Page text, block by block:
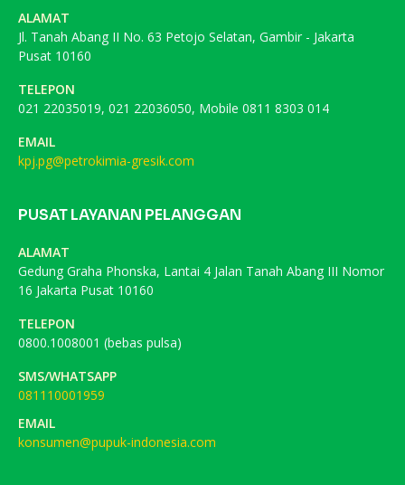
ALAMAT
Jl. Tanah Abang II No. 63 Petojo Selatan, Gambir - Jakarta
Pusat 10160
TELEPON
021 22035019, 021 22036050, Mobile 0811 8303 014
EMAIL
kpj.pg@petrokimia-gresik.com
PUSAT LAYANAN PELANGGAN
ALAMAT
Gedung Graha Phonska, Lantai 4 Jalan Tanah Abang III Nomor
16 Jakarta Pusat 10160
TELEPON
0800.1008001 (bebas pulsa)
SMS/WHATSAPP
081110001959
EMAIL
konsumen@pupuk-indonesia.com